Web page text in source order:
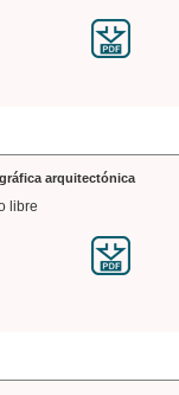
arquitectónica
libre